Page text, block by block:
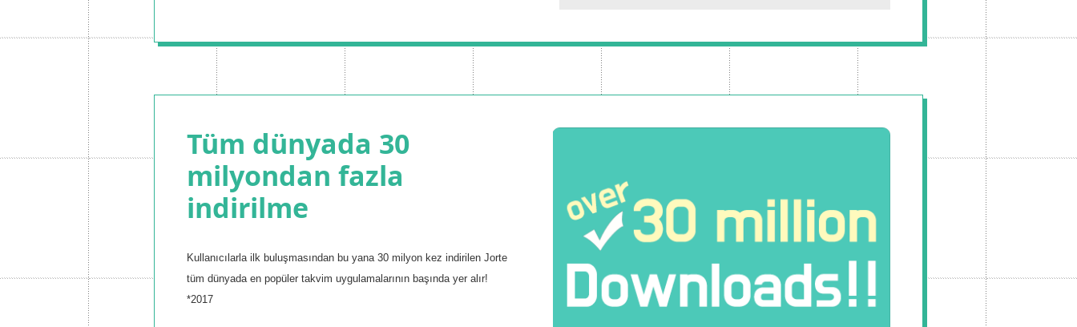
Tüm dünyada 30
milyondan fazla
indirilme
Kullanıcılarla ilk buluşmasından bu yana 30 milyon kez indirilen Jorte
tüm dünyada en popüler takvim uygulamalarının başında yer alır!
*2017